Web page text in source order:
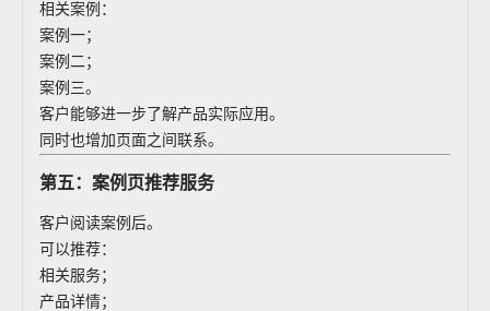
相关案例：
案例一；
案例二；
案例三。
客户能够进一步了解产品实际应用。
同时也增加页面之间联系。
第五：案例页推荐服务
客户阅读案例后。
可以推荐：
相关服务；
产品详情；